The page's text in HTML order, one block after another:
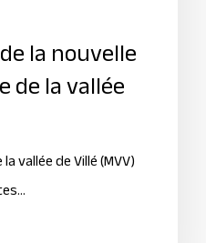
la nouvelle
de la vallée
vallée de Villé (MVV)